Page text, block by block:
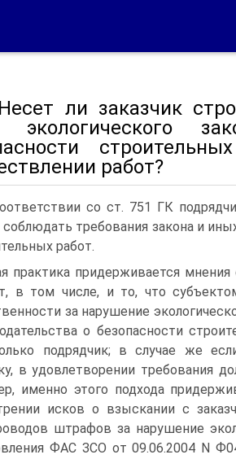
ли заказчик
экологического
работ?
со ст. 751 ГК
соблюдать требования закона и
работ.
практика придерживается
в том числе, и то, что
за нарушение
о безопасности
подрядчик; в случае же
в удовлетворении требования
именно этого подхода
исков о взыскании с
штрафов за нарушение
ФАС ЗСО от 09.06.2004 N